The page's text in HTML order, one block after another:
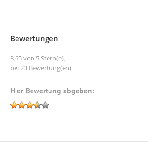
Bewertungen
3,65 von 5 Stern(e),
bei 23 Bewertung(en)
Hier Bewertung abgeben: